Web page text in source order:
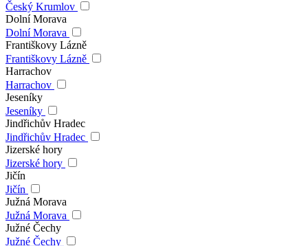
Český Krumlov
Dolní Morava
Dolní Morava
Františkovy Lázně
Františkovy Lázně
Harrachov
Harrachov
Jeseníky
Jeseníky
Jindřichův Hradec
Jindřichův Hradec
Jizerské hory
Jizerské hory
Jičín
Jičín
Južná Morava
Južná Morava
Južné Čechy
Južné Čechy